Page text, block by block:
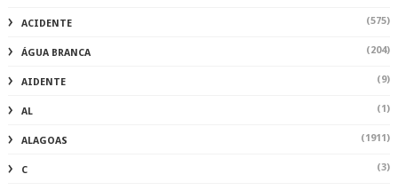
ACIDENTE (575)
ÁGUA BRANCA (204)
AIDENTE (9)
AL (1)
ALAGOAS (1911)
C (3)